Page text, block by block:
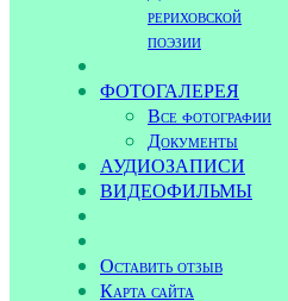
рериховской
поэзии
ФОТОГАЛЕРЕЯ
Все фотографии
Документы
АУДИОЗАПИСИ
ВИДЕОФИЛЬМЫ
Оставить отзыв
Карта сайта